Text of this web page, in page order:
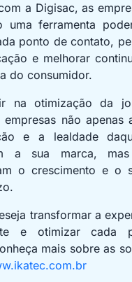
a Digisac, as
uma ferramenta
ponto de contato,
e melhorar
do consumidor.
na otimização da
não apenas
e a lealdade
a sua marca, mas
o crescimento e o
transformar a
e otimizar cada
mais sobre as